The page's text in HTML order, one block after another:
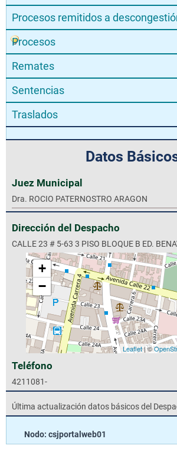
Procesos remitidos a
Procesos
Remates
Sentencias
Traslados
Datos
Juez Municipal
Dra. ROCIO PATERNOSTRO ARAGON
Dirección del Despacho
CALLE 23 # 5-63 3 PISO BLOQUE B ED.
+
−
Leaflet| ©
Teléfono
4211081-
Última actualización datos básicos del
Nodo: csjportalweb01